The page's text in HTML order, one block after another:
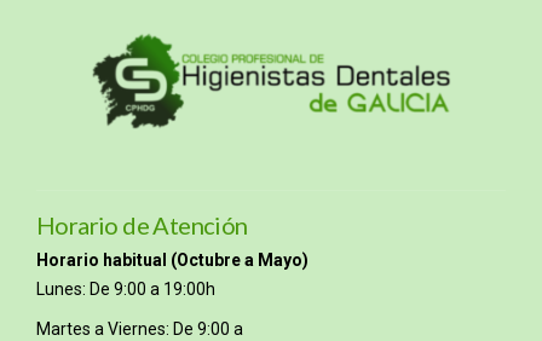
Horario de Atención
Horario habitual (Octubre a Mayo)
Lunes: De 9:00 a 19:00h
Martes a Viernes: De 9:00 a